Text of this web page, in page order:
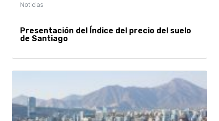
Presentación del Índice del precio del suelo
de Santiago